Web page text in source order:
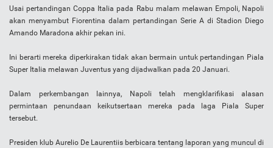
Usai pertandingan Coppa Italia pada Rabu malam melawan Empoli, Napoli
akan menyambut Fiorentina dalam pertandingan Serie A di Stadion Diego
Amando Maradona akhir pekan ini.
Ini berarti mereka diperkirakan tidak akan bermain untuk pertandingan Piala
Super Italia melawan Juventus yang dijadwalkan pada 20 Januari.
Dalam perkembangan lainnya, Napoli telah mengklarifikasi alasan
permintaan penundaan keikutsertaan mereka pada laga Piala Super
tersebut.
Presiden klub Aurelio De Laurentiis berbicara tentang laporan yang muncul di